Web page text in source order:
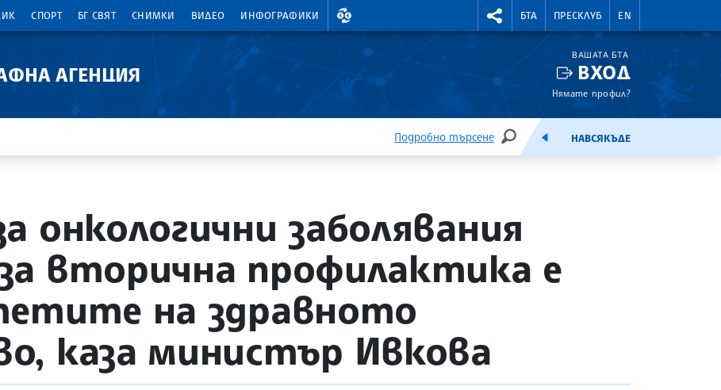
СПОРТ БГ СВЯТ СНИМКИ ВИДЕО ИНФОГРАФИКИ
ВАЛУТНИ КУРСОВЕ RIGHTMENU.SOCIAL
БТА ПРЕСКЛУБ EN
АГЕНЦИЯ
ВАШАТА БТА
ВХОД
Нямате профил?
Подробно търсене
ТЪРСЕНЕЕМИСИЯНАВСЯКЪДЕ
онкологични заболявания
вторична профилактика е
на здравното
каза министър Ивкова